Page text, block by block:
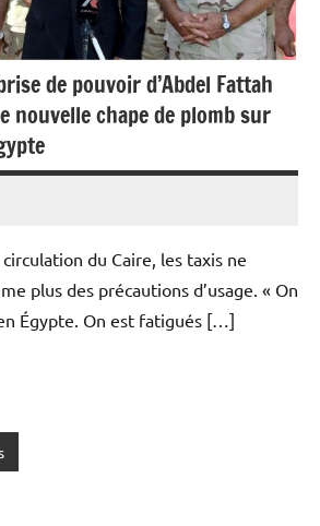
de pouvoir d’Abdel Fattah
nouvelle chape de plomb sur
du Caire, les taxis ne
plus des précautions d’usage. « On
Égypte. On est fatigués […]